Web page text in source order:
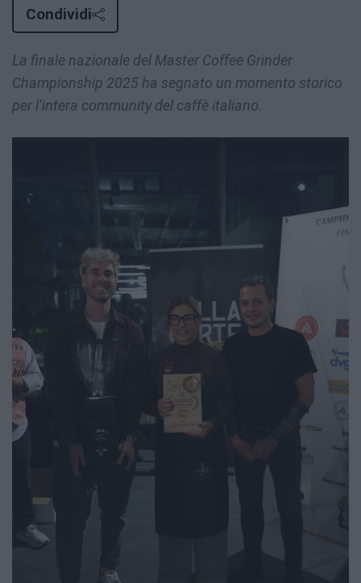
Condividi
La finale nazionale del Master Coffee Grinder
Championship 2025 ha segnato un momento storico
per l’intera community del caffè italiano.